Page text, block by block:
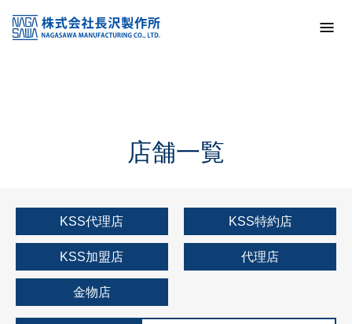
KSS加盟店・取扱店情報
店舗一覧
店舗一覧
KSS代理店 KSS特約店
KSS加盟店 代理店
金物店